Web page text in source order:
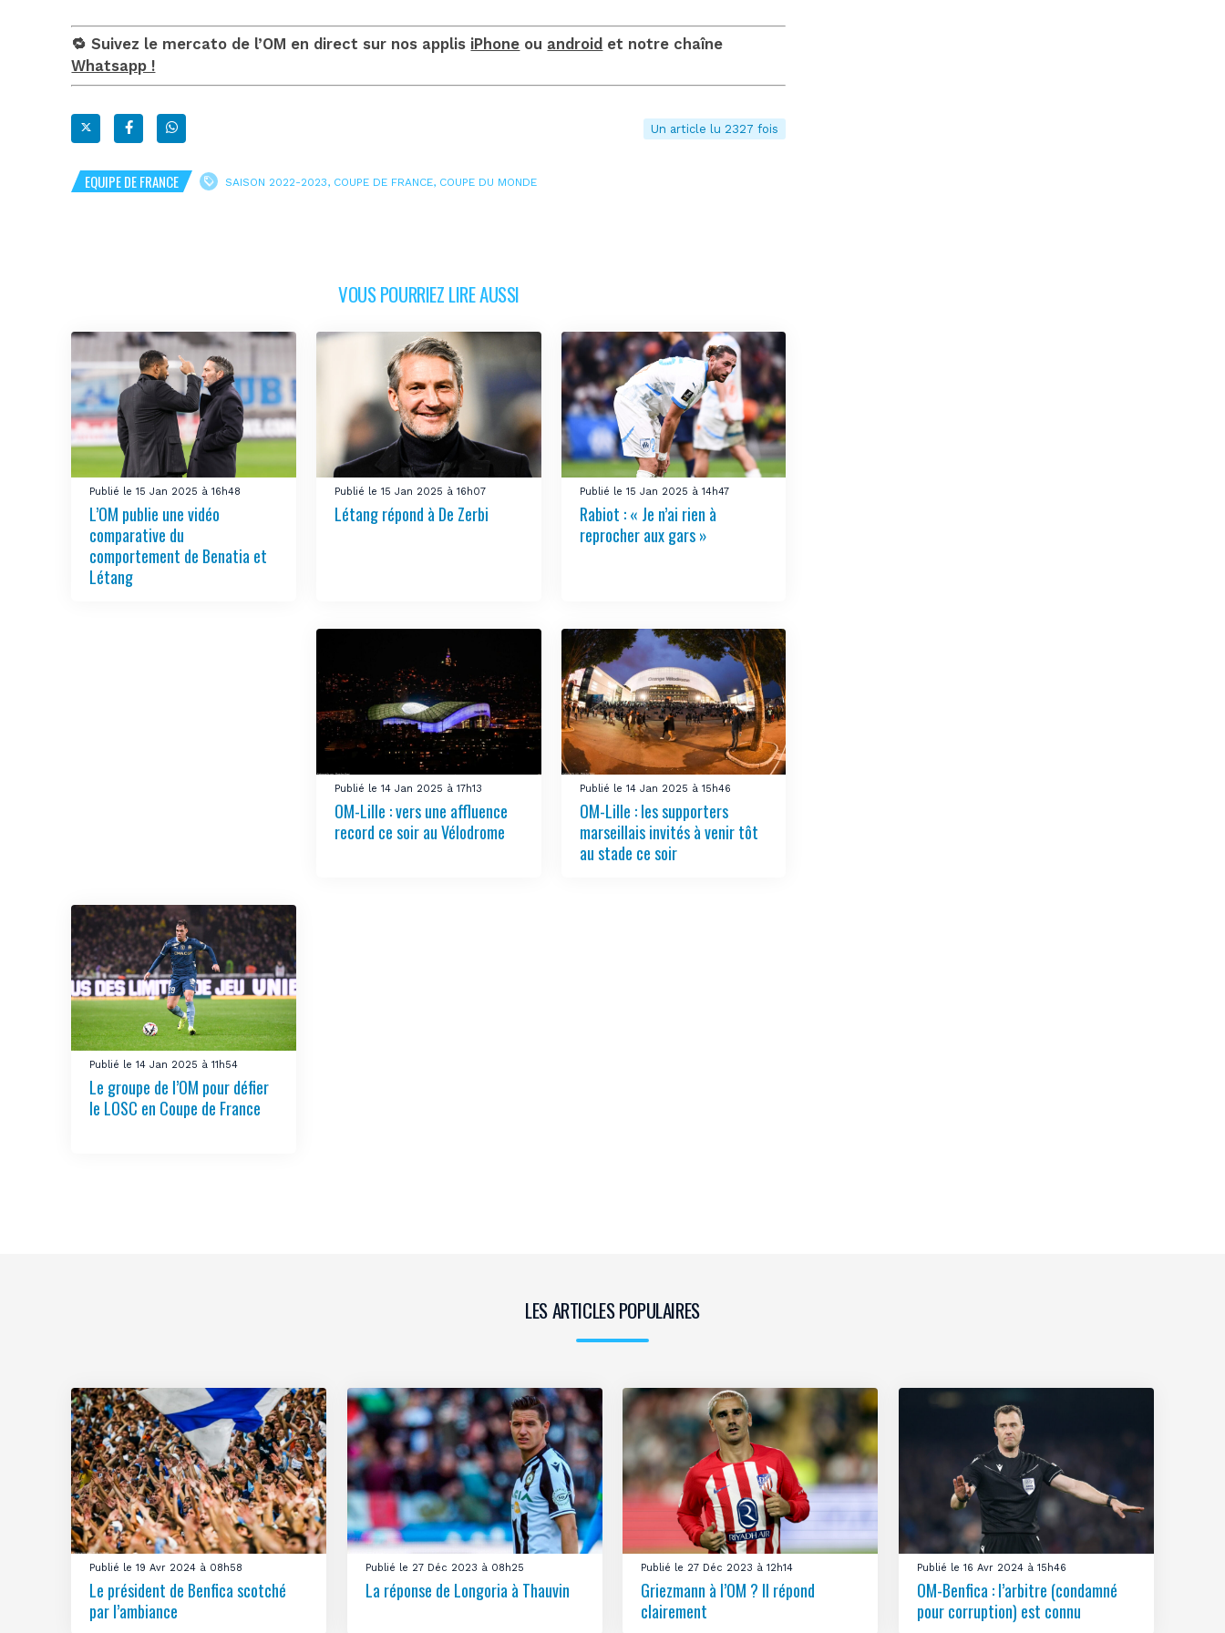
🔁 Suivez le mercato de l’OM en direct sur nos applis iPhone ou android et notre chaîne
Whatsapp !
Un article lu 2327 fois
EQUIPE DE FRANCE SAISON 2022-2023, COUPE DE FRANCE, COUPE DU MONDE
VOUS POURRIEZ LIRE AUSSI
Publié le 15 Jan 2025 à 16h48
L’OM publie une vidéo
comparative du
comportement de Benatia et
Létang
Publié le 15 Jan 2025 à 16h07
Létang répond à De Zerbi
Publié le 15 Jan 2025 à 14h47
Rabiot : « Je n’ai rien à
reprocher aux gars »
Publié le 14 Jan 2025 à 17h13
OM-Lille : vers une affluence
record ce soir au Vélodrome
Publié le 14 Jan 2025 à 15h46
OM-Lille : les supporters
marseillais invités à venir tôt
au stade ce soir
Publié le 14 Jan 2025 à 11h54
Le groupe de l’OM pour défier
le LOSC en Coupe de France
LES ARTICLES POPULAIRES
Publié le 19 Avr 2024 à 08h58
Le président de Benfica scotché
par l’ambiance
Publié le 27 Déc 2023 à 08h25
La réponse de Longoria à Thauvin
Publié le 27 Déc 2023 à 12h14
Griezmann à l’OM ? Il répond
clairement
Publié le 16 Avr 2024 à 15h46
OM-Benfica : l’arbitre (condamné
pour corruption) est connu